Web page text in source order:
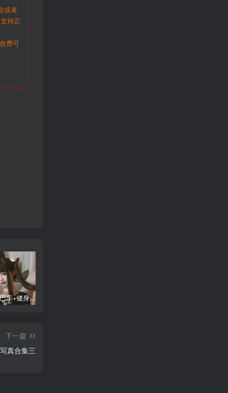
或者
持正
费可
蠢沫沫 大巴车+健身环+埃及喵COS写真合集
下一篇
真合集三